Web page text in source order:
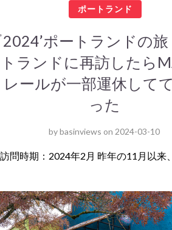
ポートランド
2024’ポートランドの
ランドに再訪したら
レールが一部運休して
った
bybasinviews on 2024-03-10
訪問時期：2024年2月 昨年の11月以来